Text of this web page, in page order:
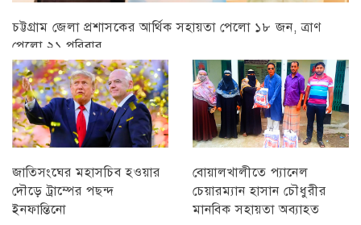
চট্টগ্রাম জেলা প্রশাসকের আর্থিক সহায়তা পেলো ১৮ জন, ত্রাণ
পেলো ২১ পরিবার
চট্টগ্রাম
জাতিসংঘের মহাসচিব হওয়ার
দৌড়ে ট্রাম্পের পছন্দ
ইনফান্তিনো
বোয়ালখালীতে প্যানেল
চেয়ারম্যান হাসান চৌধুরীর
মানবিক সহায়তা অব্যাহত